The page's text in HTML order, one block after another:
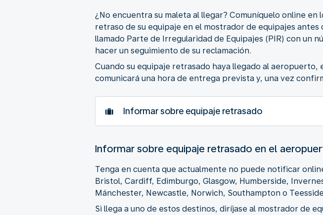
¿No encuentra su maleta al llegar? Comuníquelo online
retraso de su equipaje en el mostrador de equipajes
llamado Parte de Irregularidad de Equipajes (PIR) con un
hacer un seguimiento de su reclamación.
Cuando su equipaje retrasado haya llegado al
comunicará una hora de entrega prevista y, una vez
Informar sobre equipaje retrasado
Informar sobre equipaje retrasado en el
Tenga en cuenta que actualmente no puede notificar
Bristol, Cardiff, Edimburgo, Glasgow, Humberside,
Mánchester, Newcastle, Norwich, Southampton o
Si llega a uno de estos destinos, diríjase al mostrador de